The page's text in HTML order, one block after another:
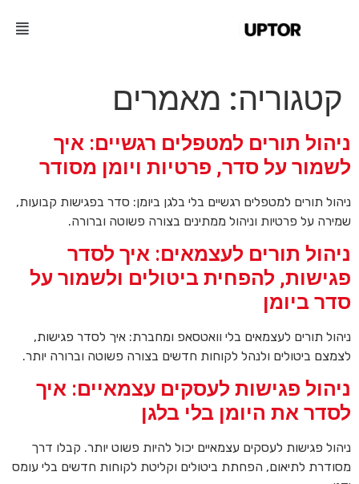
קטגוריה: מאמרים
ניהול תורים למטפלים רגשיים: איך
לשמור על סדר, פרטיות ויומן מסודר
ניהול תורים למטפלים רגשיים בלי בלגן ביומן: סדר בפגישות קבועות,
שמירה על פרטיות וניהול ממתינים בצורה פשוטה וברורה.
ניהול תורים לעצמאים: איך לסדר
פגישות, להפחית ביטולים ולשמור על
סדר ביומן
ניהול תורים לעצמאים בלי וואטסאפ ומחברת: איך לסדר פגישות,
לצמצם ביטולים ולנהל לקוחות חדשים בצורה פשוטה וברורה יותר.
ניהול פגישות לעסקים עצמאיים: איך
לסדר את היומן בלי בלגן
ניהול פגישות לעסקים עצמאיים יכול להיות פשוט יותר. קבלו דרך
מסודרת לתיאום, הפחתת ביטולים וקליטת לקוחות חדשים בלי עומס